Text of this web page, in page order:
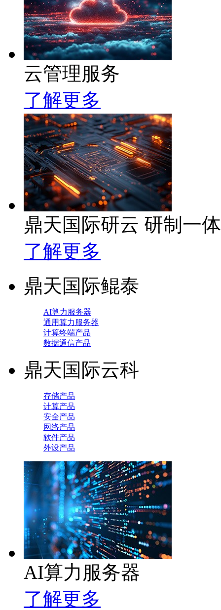
云管理服务
了解更多
鼎天国际研云 研制一
了解更多
鼎天国际鲲泰
AI算力服务器
通用算力服务器
计算终端产品
数据通信产品
鼎天国际云科
存储产品
计算产品
安全产品
网络产品
软件产品
外设产品
AI算力服务器
了解更多